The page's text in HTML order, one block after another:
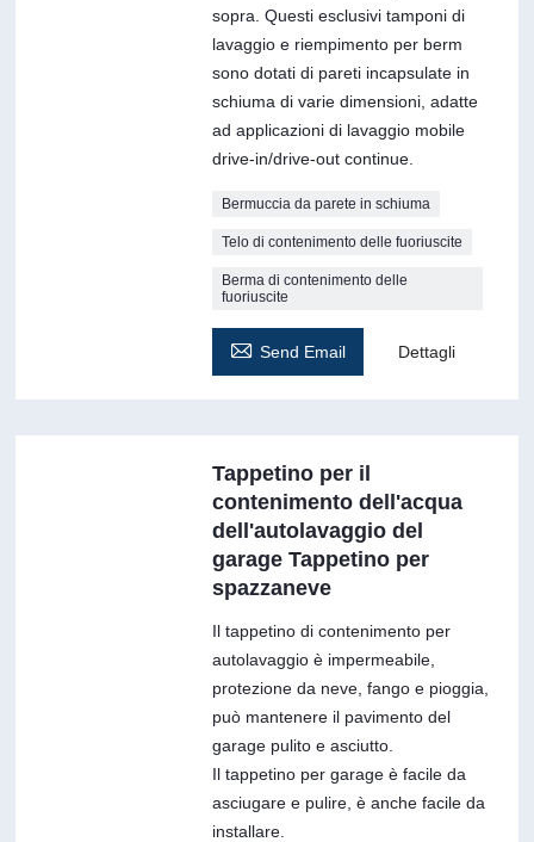
sopra. Questi esclusivi tamponi di
lavaggio e riempimento per berm
sono dotati di pareti incapsulate in
schiuma di varie dimensioni, adatte
ad applicazioni di lavaggio mobile
drive-in/drive-out continue.
Bermuccia da parete in schiuma
Telo di contenimento delle fuoriuscite
Berma di contenimento delle
fuoriuscite
 Send Email Dettagli
Tappetino per il
contenimento dell'acqua
dell'autolavaggio del
garage Tappetino per
spazzaneve
Il tappetino di contenimento per
autolavaggio è impermeabile,
protezione da neve, fango e pioggia,
può mantenere il pavimento del
garage pulito e asciutto.
Il tappetino per garage è facile da
asciugare e pulire, è anche facile da
installare.